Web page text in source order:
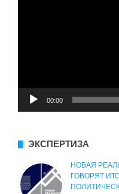
00:00
ЭКСПЕРТИЗА
НОВАЯ
ГОВОРЯТ